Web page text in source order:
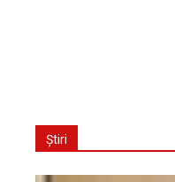
Știri